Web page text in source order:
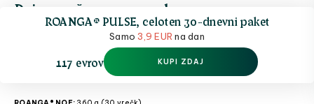
Priporočena uporaba
Dnevno raztopite 1 vrečko v 200 ml vode.
1 kapsula na dan. Vzemite z 200 ml tekočine.
ROANGA® OS:1 kapsula na dan. Vzemite z 200 ml tekočine.
ROANGA® PULSE, celoten 30-dnevni paket
Samo3,9 EUR na dan
117 evrov KUPI ZDAJ